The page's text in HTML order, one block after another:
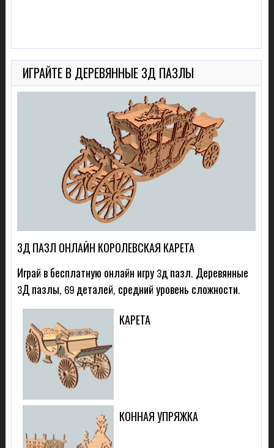
ИГРАЙТЕ В ДЕРЕВЯННЫЕ 3Д ПАЗЛЫ
3Д ПАЗЛ ОНЛАЙН КОРОЛЕВСКАЯ КАРЕТА
Играй в бесплатную онлайн игру 3д пазл. Деревянные
3Д пазлы, 69 деталей, средний уровень сложности.
КАРЕТА
КОННАЯ УПРЯЖКА